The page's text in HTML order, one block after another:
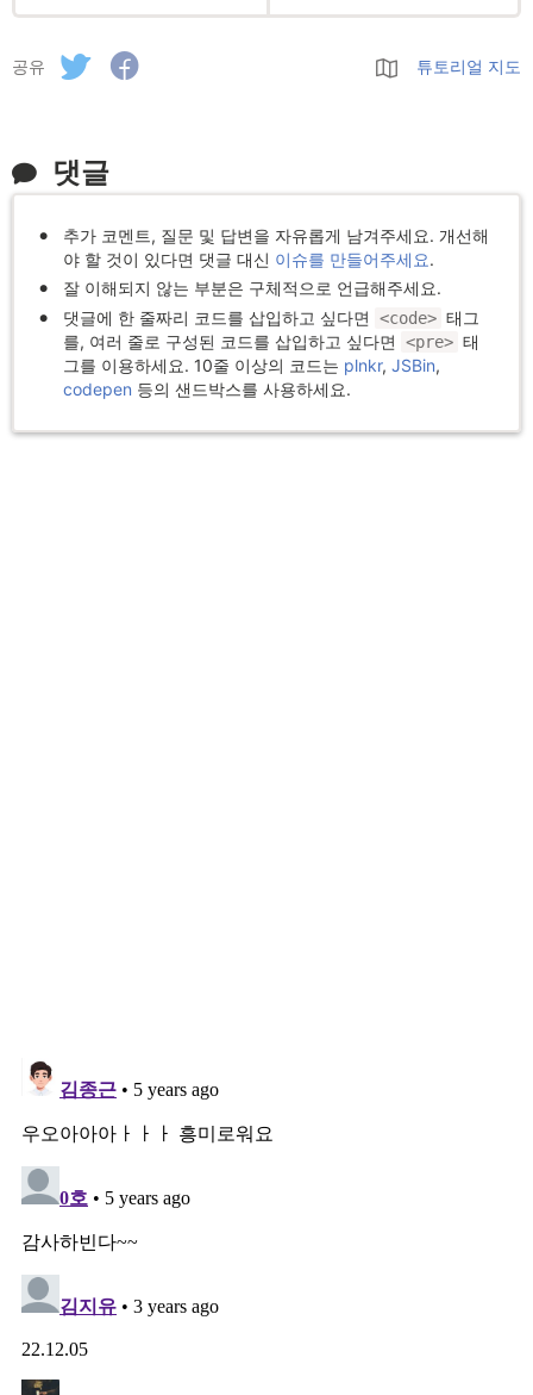
공유 튜토리얼 지도
댓글
추가 코멘트, 질문 및 답변을 자유롭게 남겨주세요. 개선해
야 할 것이 있다면 댓글 대신 이슈를 만들어주세요.
잘 이해되지 않는 부분은 구체적으로 언급해주세요.
댓글에 한 줄짜리 코드를 삽입하고 싶다면
<code> 태그
를, 여러 줄로 구성된 코드를 삽입하고 싶다면
<pre> 태
그를 이용하세요. 10줄 이상의 코드는 plnkr, JSBin,
codepen 등의 샌드박스를 사용하세요.